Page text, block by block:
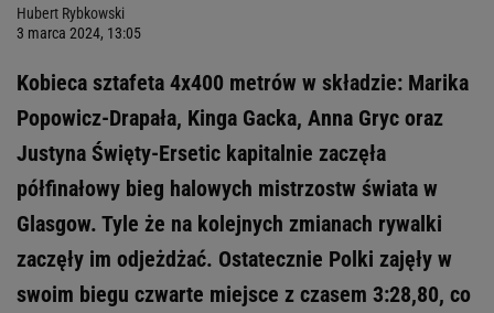
Hubert Rybkowski
3 marca 2024, 13:05
Kobieca sztafeta 4x400 metrów w składzie: Marika
Popowicz-Drapała, Kinga Gacka, Anna Gryc oraz
Justyna Święty-Ersetic kapitalnie zaczęła
półfinałowy bieg halowych mistrzostw świata w
Glasgow. Tyle że na kolejnych zmianach rywalki
zaczęły im odjeżdżać. Ostatecznie Polki zajęły w
swoim biegu czwarte miejsce z czasem 3:28,80, co